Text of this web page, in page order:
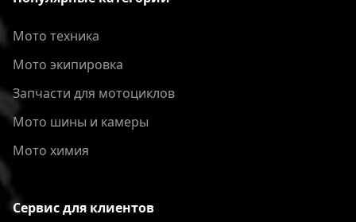
Мото техника
Мото экипировка
Запчасти для мотоциклов
Мото шины и камеры
Мото химия
Сервис для клиентов